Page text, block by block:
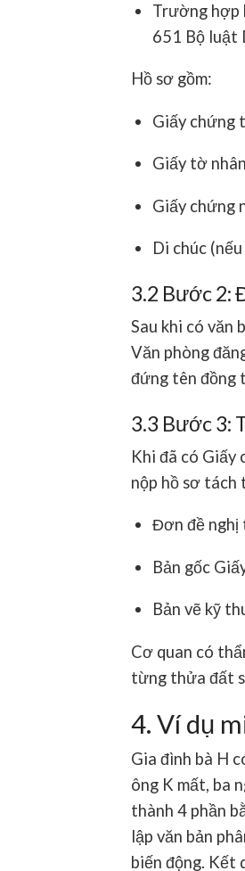
Trường hợp
651 Bộ luật
Hồ sơ gồm:
Giấy chứng
Giấy tờ
Giấy chứng
Di chúc
3.2 Bước 2:
Sau khi có văn
Văn phòng
đứng tên đồng
3.3 Bước 3:
Khi đã có
nộp hồ sơ tách
Đơn đề nghị
Bản gốc
Bản vẽ kỹ
Cơ quan có
từng thửa đất
4. Ví dụ
Gia đình bà H
ông K mất, ba
thành 4 phần
lập văn bản
biến động. Kết